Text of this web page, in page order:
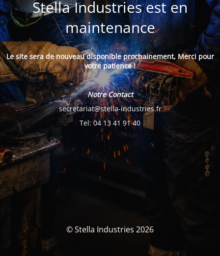
Stella Industries est en
maintenance
Le site sera de nouveau disponible prochainement, Merci pour
votre patience !
Notre Contact
secretariat@stella-industries.fr
Tel: 04 13 41 91 40
© Stella Industries 2026